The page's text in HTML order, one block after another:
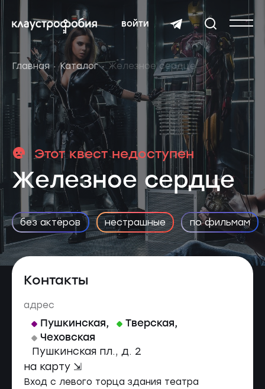
войти
Главная Каталог Железное сердце
Этот квест недоступен
Железное сердце
без актёров нестрашные по фильмам
Контакты
адрес
Пушкинская, Тверская,
Чеховская
Пушкинская пл., д. 2
на карту ⇲
Вход с левого торца здания театра